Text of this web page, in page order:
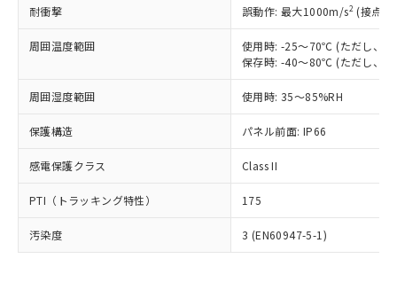
耐衝撃 誤動作: 最大1000m/s2 (接点
周囲温度範囲
使用時: -25～70℃ (ただし、氷
保存時: -40～80℃ (ただし、氷
周囲湿度範囲 使用時: 35～85%RH
保護構造 パネル前面: IP66
感電保護クラス Class II
PTI（トラッキング特性） 175
汚染度 3 (EN60947-5-1)
準価格とは異なる場合があることをご
正式な納期状況および標準価格はお客
様のお取引先、またはお客様担当のオ
ムロン制御機器販売店・当社販売員に
オムロン制御機器販売店や当社販売拠
販売ネットワーク
」をご確認
ください。
在庫状況および標準価格結果を当社の
事前の承諾なく第三者に漏洩または開
示しないようお願いします。
マイパーツ機能（部品リスト作成サー
ビス）をご利用いただくには、I-Web
六価クロム(Cr(Ⅵ)) 1000ppm以下、ポリ臭化ビフェニル
類(PBB) 1000ppm以下、ポリ臭化ジフェニルエーテル類
(PBDE) 1000ppm以下、フタル酸ビス(2-エチルヘキシ
ル) (DEHP)(別名：DOP) 1000ppm以下、フタル酸ブチ
ルベンジル（BBP） 1000ppm以下、フタル酸ジブチル
（DBP） 1000ppm以下、フタル酸ジイソブチル
但し、RoHS指令で産業用監視および制御機器に対する
フタル酸エステル類の４物質については閾値を超える意
図的な使用がないことを確認しています。
※2 対応予定月
部品在庫の切り替え状況などにより、予定
月が前後することがあります。
Cr(Ⅵ)(六価クロム) : 1000ppm、 PBBs(ポリ臭化ビフェ
ニル類) : 1000ppm、 PBDEs(ポリ臭化ジフェニルエーテ
ル類) : 1000ppm、
DBP(フタル酸ジブチル) : 1000ppm、 DIBP(フタル酸ジ
DEHP(フタル酸ビス(2-エチルヘキシル)) : 1000ppm
「ｅ」：有害物質（10物質）のすべてが基
準値以下であることを示します。
「10」：通常の使用状況下において有害物
質が外部に漏えいし、環境に深刻な影響を
可)を取得するなどの必要な手続きを
当社は規制貨物を破棄する場合は、完
全に破砕するなど、違法に輸出されな
いよう必要な手段を講じます。
当社は貴社製品を、核兵器、ミサイ
ル、化学兵器、生物兵器またはその他
武器並びにこれらの製造装置等に一切
当社は、貴社製品を第三者に販売する
場合は、上記1、2および3の内容を当
該第三者に通知します。また当社は、
販売先および販売に係わる関係者が違
法に輸出するおそれがある場合は、取
一定数以上の在庫あり
一定数には満たないが在庫あり
在庫なし(最新の在庫状況につ
いては、お客様のお取引先、ま
たはお客様担当のオムロン制御
機器販売店・当社販売員にご確
認ください)
白
受注生産機種、また在庫状況の
情報を公開していない機種